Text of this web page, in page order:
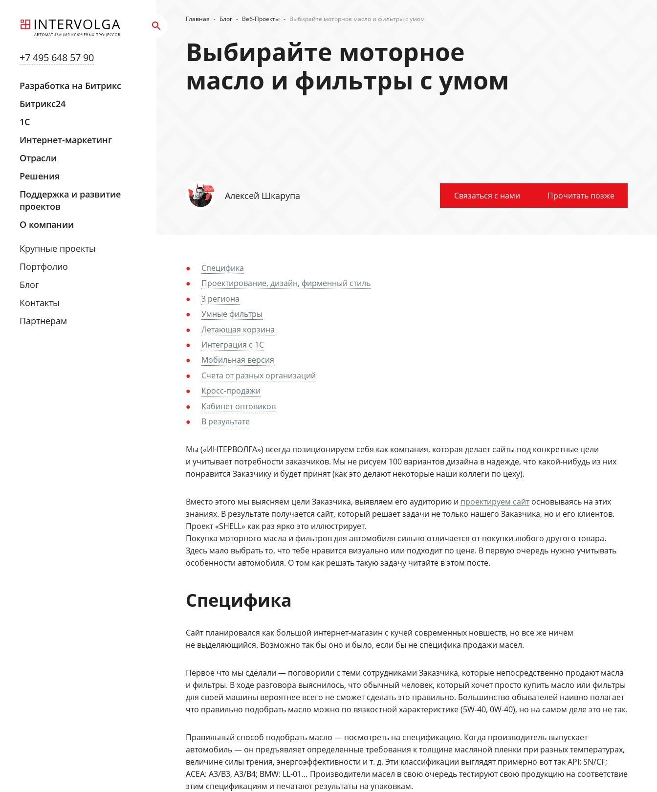
+7 495 648 57 90
Разработка на Битрикс
Битрикс24
1С
Интернет-маркетинг
Отрасли
Решения
Поддержка и развитие
проектов
О компании
Крупные проекты
Портфолио
Блог
Контакты
Партнерам
Главная - Блог - Веб-Проекты - Выбирайте моторное масло и фильтры с умом
Выбирайте моторное
масло и фильтры с умом
Алексей Шкарупа Связаться с нами Прочитать позже
Специфика
Проектирование, дизайн, фирменный стиль
3 региона
Умные фильтры
Летающая корзина
Интеграция с 1С
Мобильная версия
Счета от разных организаций
Кросс-продажи
Кабинет оптовиков
В результате
Мы («ИНТЕРВОЛГА») всегда позиционируем себя как компания, которая делает сайты под конкретные цели
и учитывает потребности заказчиков. Мы не рисуем 100 вариантов дизайна в надежде, что какой-нибудь из них
понравится Заказчику и будет принят (как это делают некоторые наши коллеги по цеху).
Вместо этого мы выясняем цели Заказчика, выявляем его аудиторию и проектируем сайтосновываясь на этих
знаниях. В результате получается сайт, который решает задачи не только нашего Заказчика, но и его клиентов.
Проект «SHELL» как раз ярко это иллюстрирует.
Покупка моторного масла и фильтров для автомобиля сильно отличается от покупки любого другого товара.
Здесь мало выбрать то, что тебе нравится визуально или подходит по цене. В первую очередь нужно учитывать
особенности автомобиля. О том как решать такую задачу читайте в этом посте.
Специфика
Сайт планировался как большой интернет-магазин с кучей современных новшеств, но все же ничем
не выделяющийся. Возможно так бы оно и было, если бы не специфика продажи масел.
Первое что мы сделали — поговорили с теми сотрудниками Заказчика, которые непосредственно продают масла
и фильтры. В ходе разговора выяснилось, что обычный человек, который хочет просто купить масло или фильтры
для своей машины вероятнее всего не сможет сделать это правильно. Большинство обывателей наивно полагает
что правильно подобрать масло можно по вязкостной характеристике (5W-40, 0W-40), но на самом деле это не так.
Правильный способ подобрать масло — посмотреть на спецификацию. Когда производитель выпускает
автомобиль — он предъявляет определенные требования к толщине масляной пленки при разных температурах,
величине силы трения, энергоэффективности и т. д. Эти классификации выглядят примерно вот так API: SN/CF;
ACEA: A3/B3, A3/B4; BMW: LL-01… Производители масел в свою очередь тестируют свою продукцию на соответствие
этим спецификациям и печатают результаты на упаковкам.